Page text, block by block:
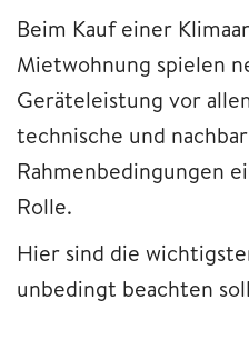
Beim Kauf einer
Mietwohnung spielen
Geräteleistung vor
technische und
Rahmenbedingungen
Rolle.
Hier sind die
unbedingt beachten